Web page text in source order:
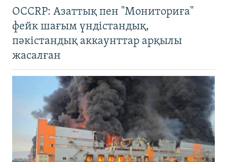
OCCRP: Азаттық пен "Мониториға"
фейк шағым үндістандық,
пәкістандық аккаунттар арқылы
жасалған